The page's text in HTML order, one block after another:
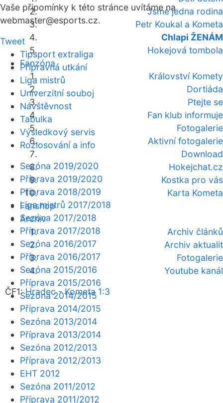
Jsme jedna rodina
Petr Koukal a Kometa
Chlapi ŽENÁM
Hokejová tombola
Fanzóna
Království Komety
Dortiáda
Ptejte se
Fan klub informuje
Fotogalerie
Aktivní fotogalerie
Download
Hokejchat.cz
Kostka pro vás
Karta Kometa
Fanshop
Archiv
Archiv článků
Archiv aktualit
Fotogalerie
Youtube kanál
ČF1:Hradec - Kometa 1:3
Vaše připomínky k této stránce uvítáme na
webmaster@esports.cz.
Tweet
Tipsport extraliga
Přípravná utkání
Liga mistrů
Univerzitní souboj
Návštěvnost
Tabulka
Výsledkový servis
Rozlosování a info
Sezóna 2019/2020
Příprava 2019/2020
Příprava 2018/2019
Liga mistrů 2017/2018
Sezóna 2017/2018
Příprava 2017/2018
Sezóna 2016/2017
Příprava 2016/2017
Sezóna 2015/2016
Příprava 2015/2016
Sezóna 2014/2015
Příprava 2014/2015
Sezóna 2013/2014
Příprava 2013/2014
Sezóna 2012/2013
Příprava 2012/2013
EHT 2012
Sezóna 2011/2012
Příprava 2011/2012